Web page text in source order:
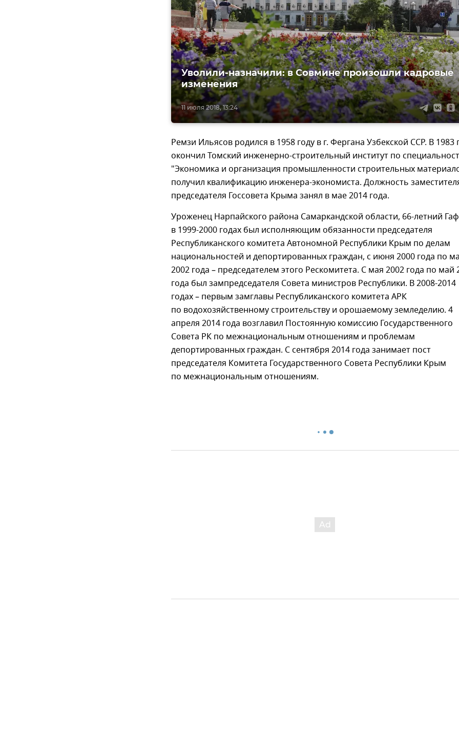
11 июля 2018, 13:24
Уволили-назначили: в Совмине произошли кадровые
изменения
Ремзи Ильясов родился в 1958 году в г. Фергана Узбекской ССР. В 1983
окончил Томский инженерно-строительный институт по
"Экономика и организация промышленности строительных
получил квалификацию инженера-экономиста. Должность
председателя Госсовета Крыма занял в мае 2014 года.
Уроженец Нарпайского района Самаркандской области, 66-летний
в 1999-2000 годах был исполняющим обязанности председателя
Республиканского комитета Автономной Республики Крым по делам
национальностей и депортированных граждан, с июня 2000 года по
2002 года – председателем этого Рескомитета. С мая 2002 года по май
года был зампредседателя Совета министров Республики. В 2008-2014
годах – первым замглавы Республиканского комитета АРК
по водохозяйственному строительству и орошаемому земледелию. 4
апреля 2014 года возглавил Постоянную комиссию Государственного
Совета РК по межнациональным отношениям и проблемам
депортированных граждан. С сентября 2014 года занимает пост
председателя Комитета Государственного Совета Республики Крым
по межнациональным отношениям.